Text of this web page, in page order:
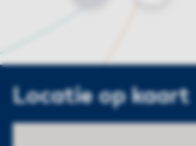
Locatie op kaart